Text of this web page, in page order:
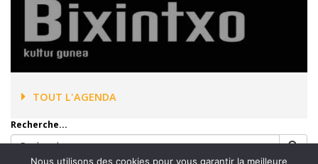
TOUT L'AGENDA
Recherche...
Nous utilisons des cookies pour vous garantir la meilleure